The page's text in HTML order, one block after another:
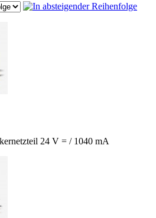
24 V = / 1040 mA